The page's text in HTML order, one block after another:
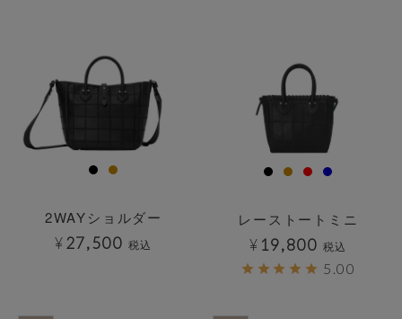
2WAYショルダー
¥ 27,500 税込
レーストートミニ
¥ 19,800 税込
5.00